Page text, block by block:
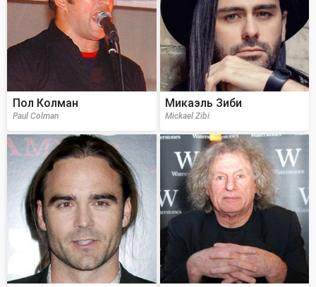
Пол Колман
Paul Colman
Микаэль Зиби
Mickael Zibi